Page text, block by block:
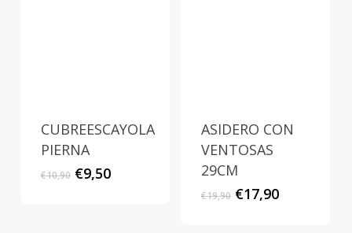
CUBREESCAYOLA
PIERNA
€10,90 El
€9,50El
ASIDERO CON
VENTOSAS
29CM
€19,90 El
€17,90El